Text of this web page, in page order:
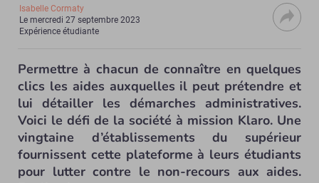
Isabelle Cormaty
Lemercredi 27 septembre 2023
Expérience étudiante
Permettre à chacun de connaître en quelques
clics les aides auxquelles il peut prétendre et
lui détailler les démarches administratives.
Voici le défi de la société à mission Klaro. Une
vingtaine d’établissements du supérieur
fournissent cette plateforme à leurs étudiants
pour lutter contre le non-recours aux aides.